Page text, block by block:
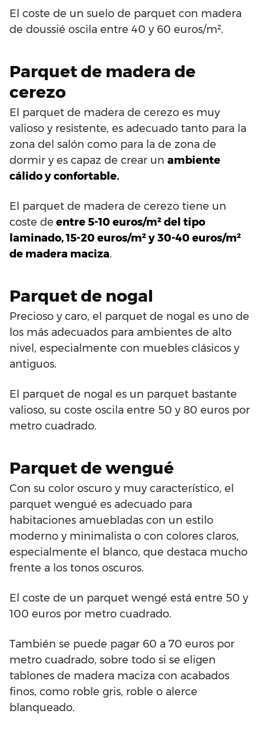
El coste de un suelo de parquet con madera
de doussié oscila entre 40 y 60 euros/m².
Parquet de madera de
cerezo
El parquet de madera de cerezo es muy
valioso y resistente, es adecuado tanto para la
zona del salón como para la de zona de
dormir y es capaz de crear un ambiente
cálido y confortable.
El parquet de madera de cerezo tiene un
coste de entre 5-10 euros/m² del tipo
laminado, 15-20 euros/m² y 30-40 euros/m²
de madera maciza.
Parquet de nogal
Precioso y caro, el parquet de nogal es uno de
los más adecuados para ambientes de alto
nivel, especialmente con muebles clásicos y
antiguos.
El parquet de nogal es un parquet bastante
valioso, su coste oscila entre 50 y 80 euros por
metro cuadrado.
Parquet de wengué
Con su color oscuro y muy característico, el
parquet wengué es adecuado para
habitaciones amuebladas con un estilo
moderno y minimalista o con colores claros,
especialmente el blanco, que destaca mucho
frente a los tonos oscuros.
El coste de un parquet wengé está entre 50 y
100 euros por metro cuadrado.
También se puede pagar 60 a 70 euros por
metro cuadrado, sobre todo si se eligen
tablones de madera maciza con acabados
finos, como roble gris, roble o alerce
blanqueado.